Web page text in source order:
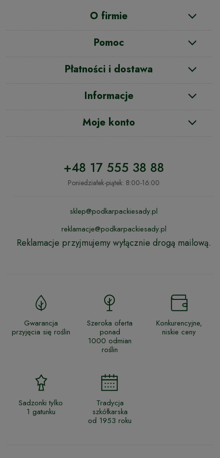
O firmie
Pomoc
Płatności i dostawa
Informacje
Moje konto
+48 17 555 38 88
Poniedziałek-piątek: 8:00-16:00
sklep@podkarpackiesady.pl
reklamacje@podkarpackiesady.pl
Reklamacje przyjmujemy wyłącznie drogą mailową.
Gwarancja
przyjęcia się roślin
Szeroka oferta
ponad
1000 odmian
roślin
Konkurencyjne,
niskie ceny
Sadzonki tylko
1 gatunku
Tradycja
szkółkarska
od 1953 roku